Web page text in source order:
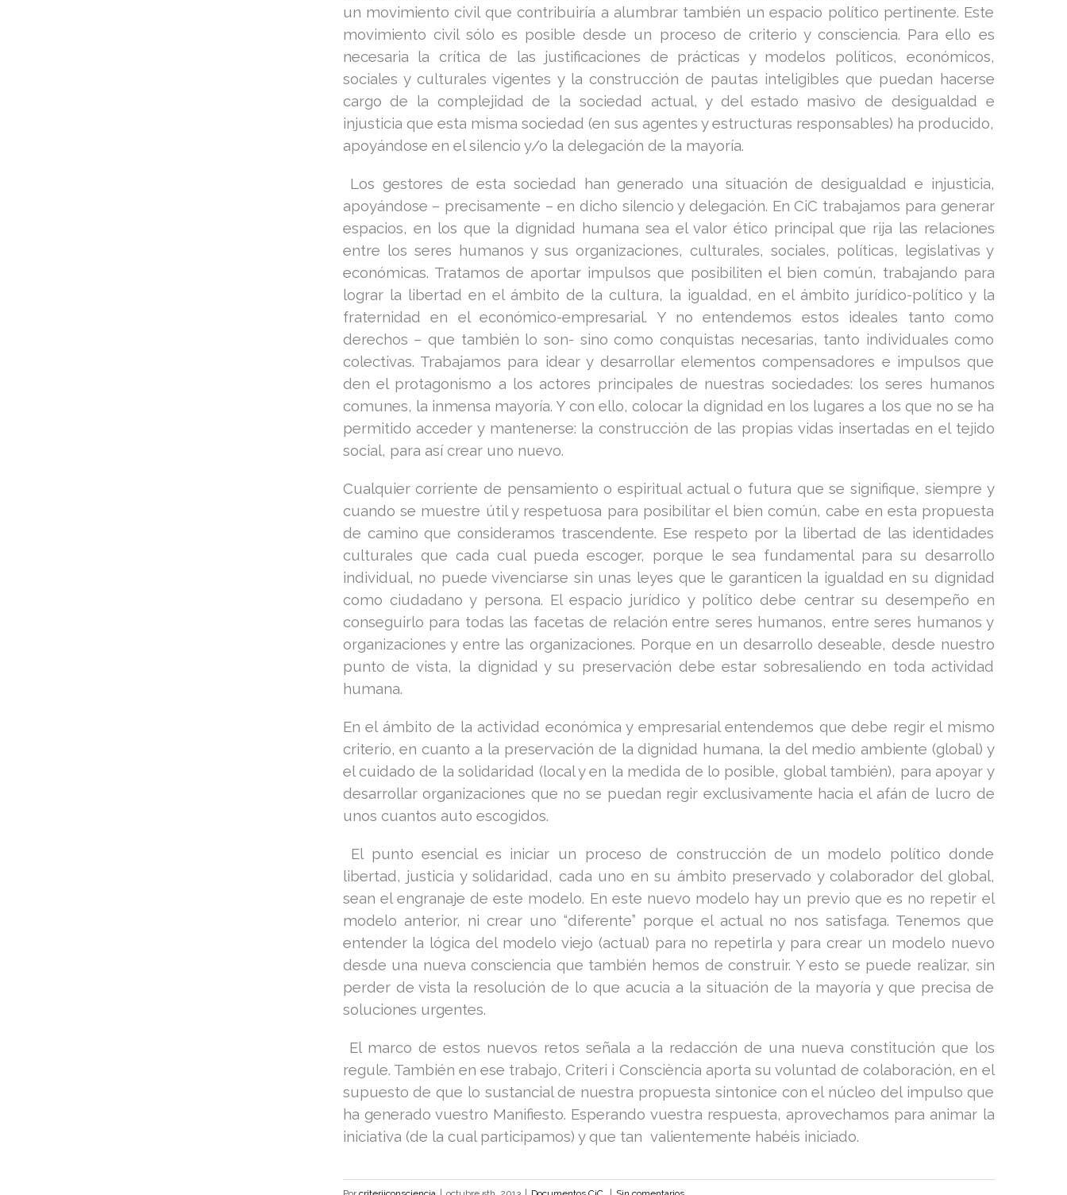
un movimiento civil que contribuiría a alumbrar también un espacio político pertinente. Este
movimiento civil sólo es posible desde un proceso de criterio y consciencia. Para ello es
necesaria la crítica de las justificaciones de prácticas y modelos políticos, económicos,
sociales y culturales vigentes y la construcción de pautas inteligibles que puedan hacerse
cargo de la complejidad de la sociedad actual, y del estado masivo de desigualdad e
injusticia que esta misma sociedad (en sus agentes y estructuras responsables) ha producido,
apoyándose en el silencio y/o la delegación de la mayoría.
Los gestores de esta sociedad han generado una situación de desigualdad e injusticia,
apoyándose – precisamente – en dicho silencio y delegación. En CiC trabajamos para generar
espacios, en los que la dignidad humana sea el valor ético principal que rija las relaciones
entre los seres humanos y sus organizaciones, culturales, sociales, políticas, legislativas y
económicas. Tratamos de aportar impulsos que posibiliten el bien común, trabajando para
lograr la libertad en el ámbito de la cultura, la igualdad, en el ámbito jurídico-político y la
fraternidad en el económico-empresarial. Y no entendemos estos ideales tanto como
derechos – que también lo son- sino como conquistas necesarias, tanto individuales como
colectivas. Trabajamos para idear y desarrollar elementos compensadores e impulsos que
den el protagonismo a los actores principales de nuestras sociedades: los seres humanos
comunes, la inmensa mayoría. Y con ello, colocar la dignidad en los lugares a los que no se ha
permitido acceder y mantenerse: la construcción de las propias vidas insertadas en el tejido
social, para así crear uno nuevo.
Cualquier corriente de pensamiento o espiritual actual o futura que se signifique, siempre y
cuando se muestre útil y respetuosa para posibilitar el bien común, cabe en esta propuesta
de camino que consideramos trascendente. Ese respeto por la libertad de las identidades
culturales que cada cual pueda escoger, porque le sea fundamental para su desarrollo
individual, no puede vivenciarse sin unas leyes que le garanticen la igualdad en su dignidad
como ciudadano y persona. El espacio jurídico y político debe centrar su desempeño en
conseguirlo para todas las facetas de relación entre seres humanos, entre seres humanos y
organizaciones y entre las organizaciones. Porque en un desarrollo deseable, desde nuestro
punto de vista, la dignidad y su preservación debe estar sobresaliendo en toda actividad
humana.
En el ámbito de la actividad económica y empresarial entendemos que debe regir el mismo
criterio, en cuanto a la preservación de la dignidad humana, la del medio ambiente (global) y
el cuidado de la solidaridad (local y en la medida de lo posible, global también), para apoyar y
desarrollar organizaciones que no se puedan regir exclusivamente hacia el afán de lucro de
unos cuantos auto escogidos.
El punto esencial es iniciar un proceso de construcción de un modelo político donde
libertad, justicia y solidaridad, cada uno en su ámbito preservado y colaborador del global,
sean el engranaje de este modelo. En este nuevo modelo hay un previo que es no repetir el
modelo anterior, ni crear uno “diferente” porque el actual no nos satisfaga. Tenemos que
entender la lógica del modelo viejo (actual) para no repetirla y para crear un modelo nuevo
desde una nueva consciencia que también hemos de construir. Y esto se puede realizar, sin
perder de vista la resolución de lo que acucia a la situación de la mayoría y que precisa de
soluciones urgentes.
El marco de estos nuevos retos señala a la redacción de una nueva constitución que los
regule. También en ese trabajo, Criteri i Consciència aporta su voluntad de colaboración, en el
supuesto de que lo sustancial de nuestra propuesta sintonice con el núcleo del impulso que
ha generado vuestro Manifiesto. Esperando vuestra respuesta, aprovechamos para animar la
iniciativa (de la cual participamos) y que tan valientemente habéis iniciado.